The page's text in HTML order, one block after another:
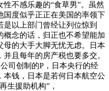
不感乐趣的“食草男”。虽然
国度似乎正正在美国的率领下
以上部门曾经让列位惊到
概念的话，归正也不希望能加
母的大手大脚无忧无虑。日本
且每年的房产税也要多交。
司创制的P，日本央行的经
本钱，日本是若何日本航空公
生援助机构”，